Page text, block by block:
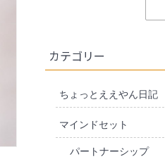
カテゴリー
ちょっとええやん日記
マインドセット
パートナーシップ